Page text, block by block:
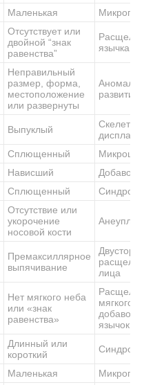
Маленькая
Отсутствует или
двойной “знак
равенства”
язычка
Неправильный
размер, форма,
местоположение
или развернуты
Аномалия
развития
Выпуклый
Сплющенный
Нависший
Сплющенный
Отсутствие или
укорочение
носовой кости
Премаксиллярное
выпячивание
лица
Нет мягкого неба
или «знак
равенства»
мягкого
язычок
Длинный или
короткий
Маленькая